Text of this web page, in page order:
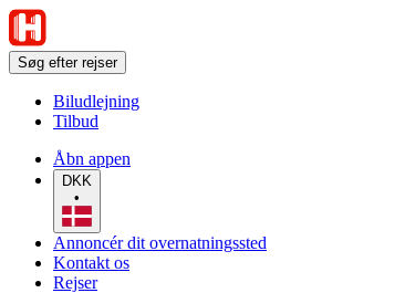
Søg efter rejser
Biludlejning
Tilbud
Åbn appen
DKK
•
Annoncér dit overnatningssted
Kontakt os
Rejser